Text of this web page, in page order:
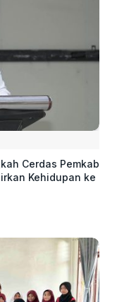
Cerdas Pemkab
Kehidupan ke